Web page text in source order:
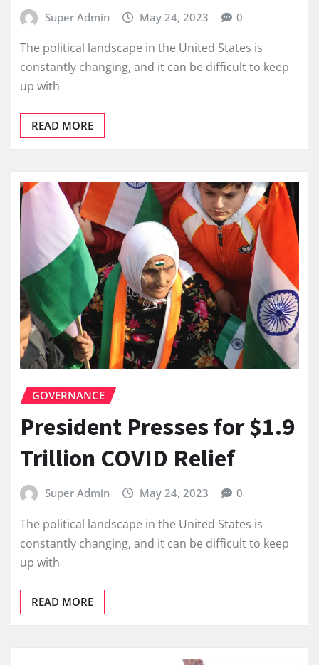
Super Admin May 24, 2023 0
The political landscape in the United States is
constantly changing, and it can be difficult to keep
up with
READ MORE
GOVERNANCE
President Presses for $1.9
Trillion COVID Relief
Super Admin May 24, 2023 0
The political landscape in the United States is
constantly changing, and it can be difficult to keep
up with
READ MORE